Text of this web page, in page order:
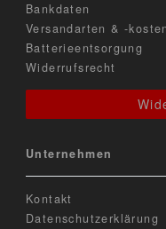
Bankdaten
Versandarten & -kosten
Batterieentsorgung
Widerrufsrecht
Unternehmen
Kontakt
Datenschutzerklärung